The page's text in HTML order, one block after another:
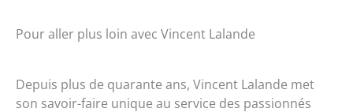
Pour aller plus loin avec Vincent Lalande
Depuis plus de quarante ans, Vincent Lalande met
son savoir-faire unique au service des passionnés